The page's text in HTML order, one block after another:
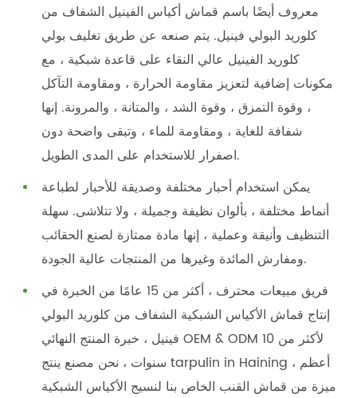
معروف أيضًا باسم قماش أكياس الفينيل الشفاف من
كلوريد البولي فينيل. يتم صنعه عن طريق تغليف بولي
كلوريد الفينيل عالي النقاء على قاعدة شبكية ، مع
مكونات إضافية لتعزيز مقاومة الحرارة ، ومقاومة التآكل
، وقوة التمزق ، وقوة الشد ، والمتانة ، والمرونة. إنها
شفافة للغاية ، ومقاومة للماء ، وتبقى واضحة دون
اصفرار للاستخدام على المدى الطويل.
يمكن استخدام أحبار مختلفة وصديقة للأحبار لطباعة
أنماط مختلفة ، بألوان نظيفة وجميلة ، ولا تتلاشى. سهلة
التنظيف وأنيقة وعملية ، إنها مادة ممتازة لصنع الحقائب
ومفارش المائدة وغيرها من المنتجات عالية الجودة.
فريق مبيعات محترف ، أكثر من 15 عامًا من الخبرة في
إنتاج قماش الأكياس الشبكية الشفاف من كلوريد البولي
فينيل ، خبرة المنتج النهائي OEM & ODM لأكثر من 10
سنوات ، نحن مصنع ينتج tarpulin in Haining ، أعظم
ميزة من قماش القنب الخاص بنا لنسيج الأكياس الشبكية